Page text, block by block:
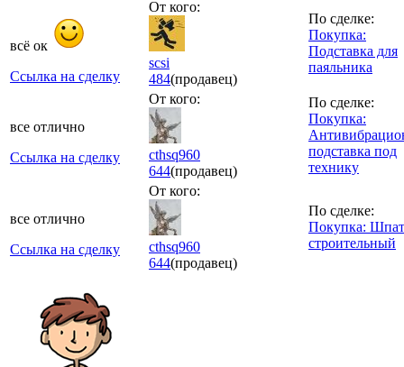
всё ок
Ссылка на сделку
От кого:
scsi
484(продавец)
По сделке:
Покупка:
Подставка для
паяльника
все отлично
Ссылка на сделку
От кого:
cthsq960
644(продавец)
По сделке:
Покупка:
подставка под
технику
все отлично
Ссылка на сделку
От кого:
cthsq960
644(продавец)
По сделке:
Покупка:
строительный